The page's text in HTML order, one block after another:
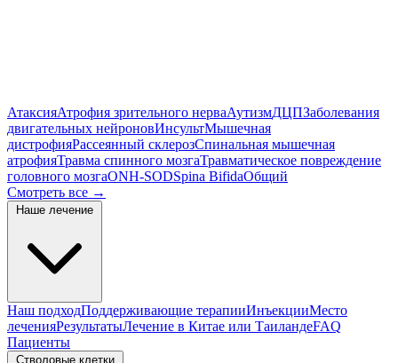
АтаксияАтрофия зрительного нерваАутизмДЦПЗаболевания
двигательных нейроновИнсультМышечная
дистрофияРассеянный склерозСпинальная мышечная
атрофияТравма спинного мозгаТравматическое повреждение
головного мозгаONH-SODSpina BifidaОбщий
Смотреть все →
Наш подходПоддерживающие терапииИнъекцииМесто
леченияРезультатыЛечение в Китае или ТаиландеFAQ
Пациенты